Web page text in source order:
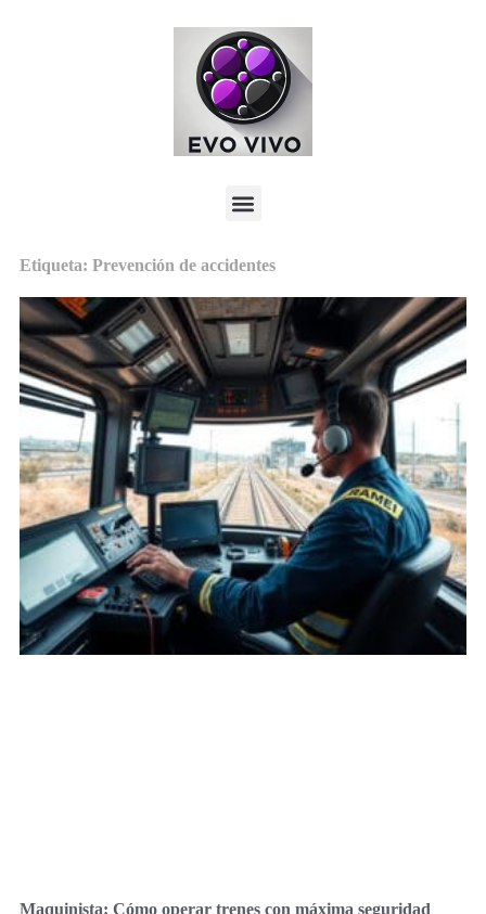
Etiqueta: Prevención de accidentes
Maquinista: Cómo operar trenes con máxima seguridad